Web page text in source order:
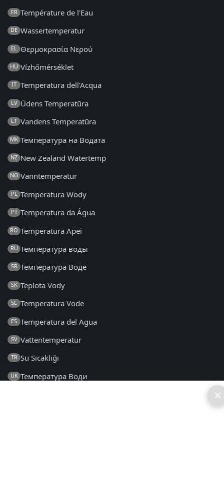
FR Température de l'Eau
DE Wassertemperatur
EL Θερμοκρασία Νερού
HU Vízhőmérséklet
IT Temperatura dell'Acqua
LV Ūdens Temperatūra
LT Vandens Temperatūra
MK Температура на Водата
NZ New Zealand Watertemp
NO Vanntemperatur
PL Temperatura Wody
PT Temperatura da Água
RO Temperatura Apei
RU Температура воды
SR Температура Воде
SK Teplota Vody
SL Temperatura Vode
ES Temperatura del Agua
SV Vattentemperatur
TR Su Sıcaklığı
UK Температура Води
×